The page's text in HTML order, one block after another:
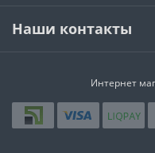
Наши контакты
Интернет